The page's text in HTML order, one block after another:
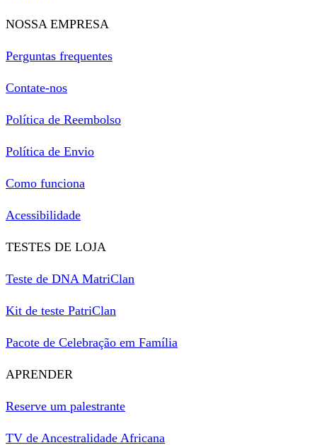
NOSSA EMPRESA
Perguntas frequentes
Contate-nos
Política de Reembolso
Política de Envio
Como funciona
Acessibilidade
TESTES DE LOJA
Teste de DNA MatriClan
Kit de teste PatriClan
Pacote de Celebração em Família
APRENDER
Reserve um palestrante
TV de Ancestralidade Africana